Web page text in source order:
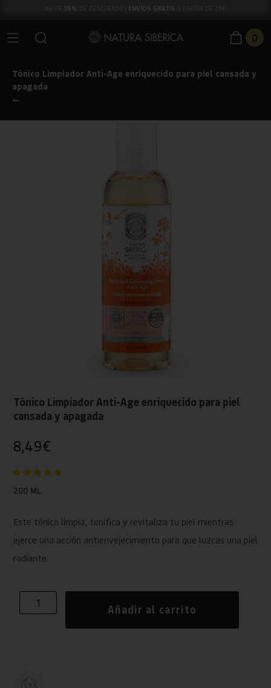
35% ENVÍOS GRATIS
0
Tónico Limpiador Anti-Age enriquecido para piel cansada y
apagada
Tónico Limpiador Anti-Age enriquecido para piel
cansada y apagada
8,49€
200 ML
Este tónico limpia, tonifica y revitaliza tu piel mientras
ejerce una acción antienvejecimiento para que luzcas una piel
radiante.
Añadir al carrito